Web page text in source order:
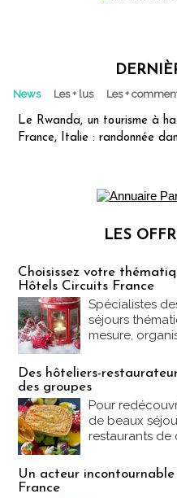
News Les + lus Les +
Le Rwanda, un tourisme à
France, Italie : randonnée
LES
Choisissez votre
Hôtels Circuits France
Spécialistes
séjours
mesure,
Des hôteliers-
des groupes
Pour
de beaux
restaurants de
Un acteur
France